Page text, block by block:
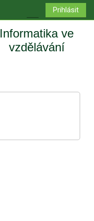
Přepnout
Prihlásit
Informatika ve
vzdělávání